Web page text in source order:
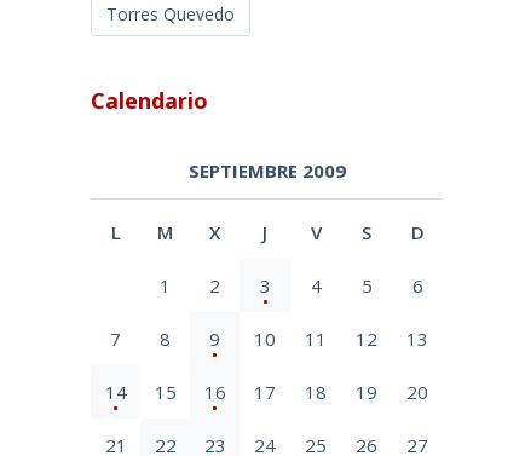
Torres Quevedo
Calendario
SEPTIEMBRE 2009
L M X J V S D
1 2 3 4 5 6
7 8 9 10 11 12 13
14 15 16 17 18 19 20
21 22 23 24 25 26 27